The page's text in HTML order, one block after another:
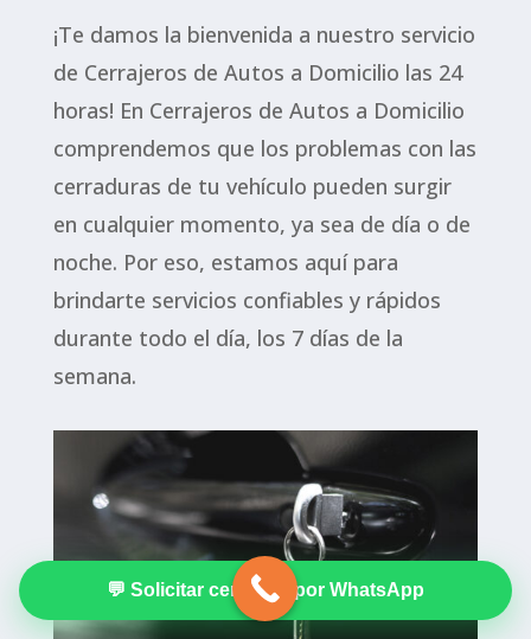
¡Te damos la bienvenida a nuestro servicio
de Cerrajeros de Autos a Domicilio las 24
horas! En Cerrajeros de Autos a Domicilio
comprendemos que los problemas con las
cerraduras de tu vehículo pueden surgir
en cualquier momento, ya sea de día o de
noche. Por eso, estamos aquí para
brindarte servicios confiables y rápidos
durante todo el día, los 7 días de la
semana.
💬 Solicitar cerrajero por WhatsApp